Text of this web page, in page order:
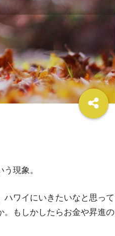
現象。
ワイにいきたいなと思って
。もしかしたらお金や昇進の